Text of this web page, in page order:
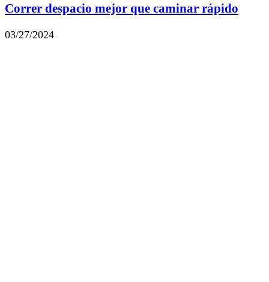
Correr despacio mejor que caminar rápido
03/27/2024